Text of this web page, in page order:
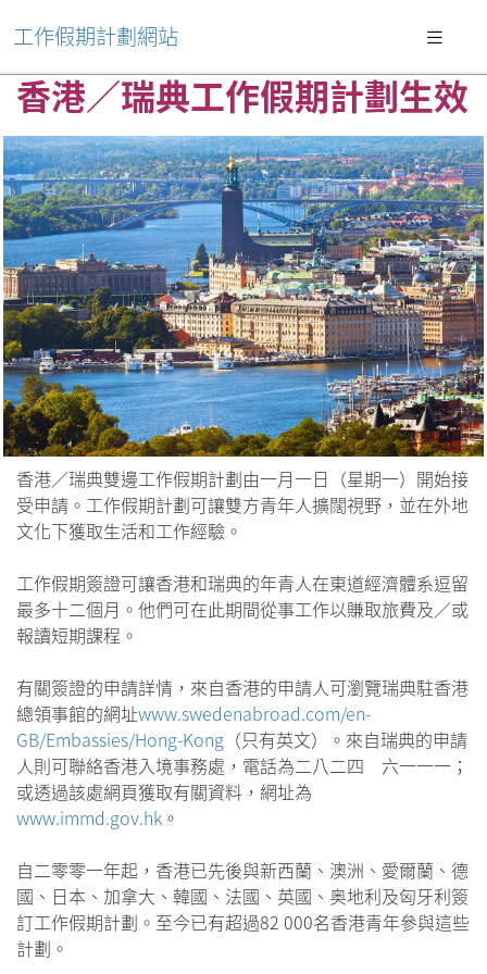
工作假期計劃網站
香港／瑞典工作假期計劃生效
香港／瑞典雙邊工作假期計劃由一月一日（星期一）開始接
受申請。工作假期計劃可讓雙方青年人擴闊視野，並在外地
文化下獲取生活和工作經驗。
工作假期簽證可讓香港和瑞典的年青人在東道經濟體系逗留
最多十二個月。他們可在此期間從事工作以賺取旅費及／或
報讀短期課程。
有關簽證的申請詳情，來自香港的申請人可瀏覽瑞典駐香港
總領事館的網址www.swedenabroad.com/en-
GB/Embassies/Hong-Kong （只有英文）。來自瑞典的申請
人則可聯絡香港入境事務處，電話為二八二四 六一一一；
或透過該處網頁獲取有關資料，網址為
www.immd.gov.hk 。
自二零零一年起，香港已先後與新西蘭、澳洲、愛爾蘭、德
國、日本、加拿大、韓國、法國、英國、奥地利及匈牙利簽
訂工作假期計劃。至今已有超過82 000名香港青年參與這些
計劃。